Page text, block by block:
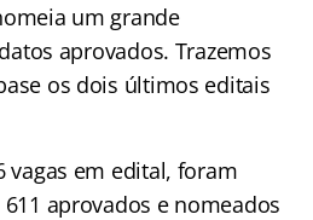
um grande
aprovados. Trazemos
os dois últimos editais
vagas em edital, foram
611 aprovados e nomeados